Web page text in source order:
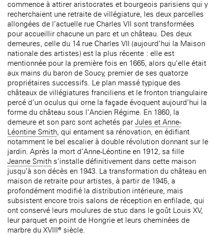
commence à attirer aristocrates et bourgeois parisiens qui y
recherchaient une retraite de villégiature, les deux parcelles
allongées de l’actuelle rue Charles VII sont transformées
pour accueillir chacune un parc et un château. Des deux
demeures, celle du 14 rue Charles VII (aujourd’hui la Maison
nationale des artistes) est la plus récente : elle est
mentionnée pour la première fois en 1665, alors qu’elle était
aux mains du baron de Soucy, premier de ses quatorze
propriétaires successifs. Le plan massé typique des
châteaux de villégiatures franciliens et le fronton triangulaire
percé d’un oculus qui orne la façade évoquent aujourd’hui la
forme du château sous l’Ancien Régime. En 1860, la
demeure et son parc sont achetés par Jules et Anne-
Léontine Smith, qui entament sa rénovation, en édifiant
notamment le bel escalier à double révolution donnant sur le
jardin. Après la mort d’Anne-Léontine en 1912, sa fille
Jeanne Smith s’installe définitivement dans cette maison
jusqu’à son décès en 1943. La transformation du château en
maison de retraite pour artistes, à partir de 1945, a
profondément modifié la distribution intérieure, mais
subsistent encore trois salons de réception en enfilade, qui
ont conservé leurs moulures de stuc dans le goût Louis XV,
leur parquet en point de Hongrie et leurs cheminées de
marbre du XVIIIe siècle.